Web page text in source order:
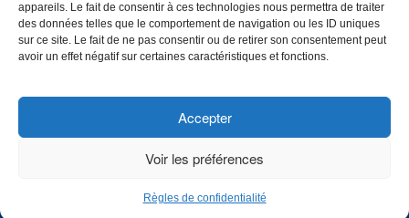
appareils. Le fait de consentir à ces technologies nous permettra de traiter
des données telles que le comportement de navigation ou les ID uniques
sur ce site. Le fait de ne pas consentir ou de retirer son consentement peut
avoir un effet négatif sur certaines caractéristiques et fonctions.
Accepter
Voir les préférences
Règles de confidentialité
Campus principal
3800, rue Sherbrooke Est
Montréal (Québec) H1X 2A2
Consultez lesheures d'ouverture
© 2026 Collège de Maisonneuve. Tous droits réservés.
CHOISISSEZ UN PROFIL